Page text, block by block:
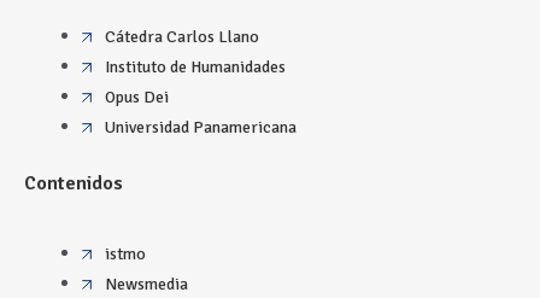
Cátedra Carlos Llano
Instituto de Humanidades
Opus Dei
Universidad Panamericana
Contenidos
istmo
Newsmedia